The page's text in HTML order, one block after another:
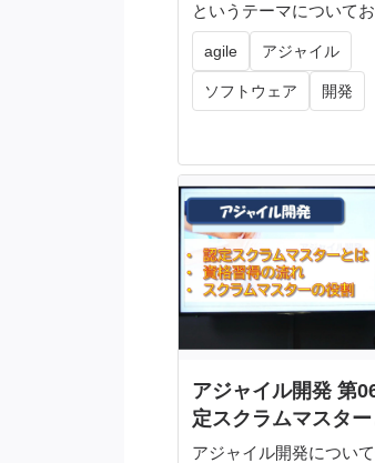
というテーマについて
いきま...
agile アジャイル
ソフトウェア 開発
アジャイル開発 第
定スクラムマスター
アジャイル開発につい